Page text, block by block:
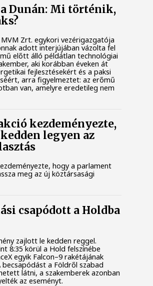
Dunán: Mi történik,
Zrt. egykori vezérigazgatója
adott interjújában vázolta fel
előtt álló példátlan technológiai
aki korábban éveken át
fejlesztésekért és a paksi
arra figyelmeztet: az erőmű
van, amelyre eredetileg nem
kezdeményezte,
legyen az
hogy a parlament
meg az új köztársasági
csapódott a Holdba
zajlott le kedden reggel.
8:35 körül a Hold felszínébe
egyik Falcon–9 rakétájának
a Földről szabad
látni, a szakemberek azonban
az eseményt.